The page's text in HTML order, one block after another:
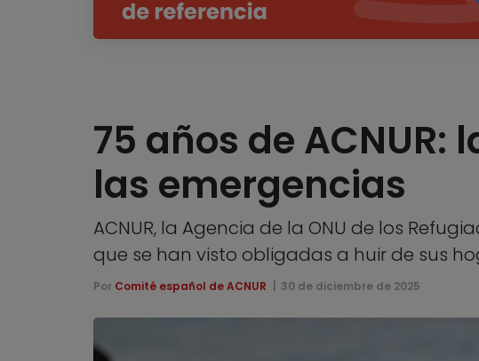
75 años de
las emergencias
ACNUR, la Agencia de la ONU de los
que se han visto obligadas a huir de sus
Por Comité español de ACNUR 30 de diciembre de 2025